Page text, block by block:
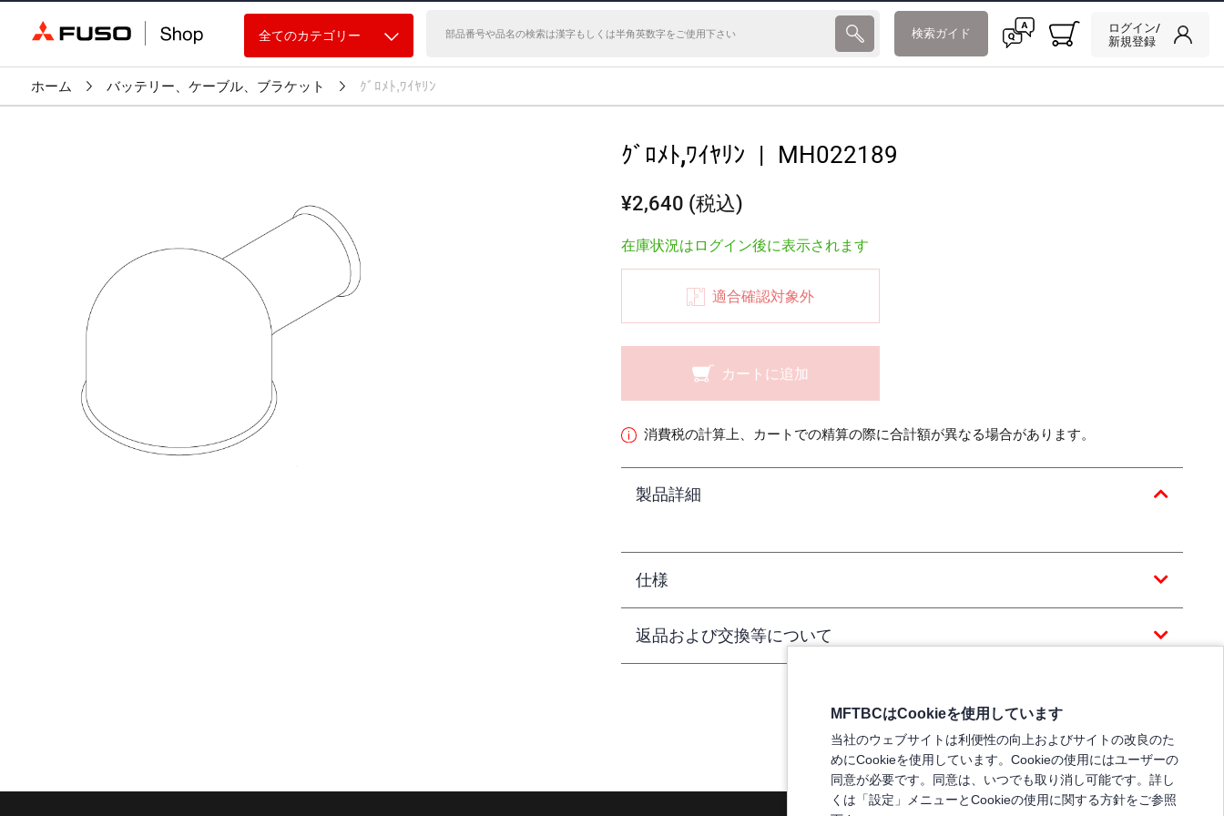
全てのカテゴリー 検索ガイド
ログイン/
新規登録
ホーム バッテリー、ケーブル、ブラケット ｸﾞﾛﾒﾄ,ﾜｲﾔﾘﾝ
ｸﾞﾛﾒﾄ,ﾜｲﾔﾘﾝ | MH022189
¥2,640 (税込)
在庫状況はログイン後に表示されます
適合確認対象外
カートに追加
消費税の計算上、カートでの精算の際に合計額が異なる場合があります。
製品詳細
仕様
返品および交換等について
MFTBCはCookieを使用しています
当社のウェブサイトは利便性の向上およびサイトの改良のた
めにCookieを使用しています。Cookieの使用にはユーザーの
同意が必要です。同意は、いつでも取り消し可能です。詳し
くは「設定」メニューとCookieの使用に関する方針をご参照